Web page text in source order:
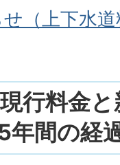
（上下水
行料金
年間の経